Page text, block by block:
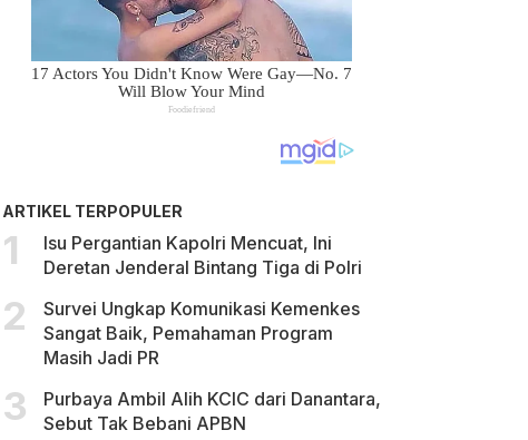
ARTIKEL TERPOPULER
Isu Pergantian Kapolri Mencuat, Ini
Deretan Jenderal Bintang Tiga di Polri
Survei Ungkap Komunikasi Kemenkes
Sangat Baik, Pemahaman Program
Masih Jadi PR
Purbaya Ambil Alih KCIC dari Danantara,
Sebut Tak Bebani APBN